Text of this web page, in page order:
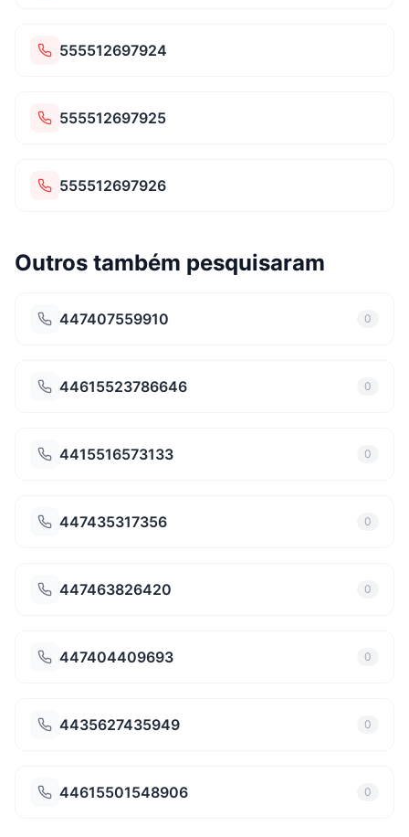
555512697924
555512697925
555512697926
Outros também pesquisaram
447407559910 0
44615523786646 0
4415516573133 0
447435317356 0
447463826420 0
447404409693 0
4435627435949 0
44615501548906 0